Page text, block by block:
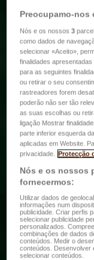
Preocupamo-nos
Nós e os nossos3
como dados de
selecionar «Aceito»,
finalidades
para as seguintes
ou retirar o seu
rastreadores forem
poderão não ser tão
as suas escolhas ou
ligação Mostrar
parte inferior esquerda
aplicadas em Website.
privacidade.
Protecção
Nós e os nossos
fornecermos:
Utilizar dados de
informações num
publicidade. Criar perfis
selecionar publicidade
personalizados.
combinações de dados
conteúdos. Medir o
conteúdos. Desenvolver
selecionar conteúdos.